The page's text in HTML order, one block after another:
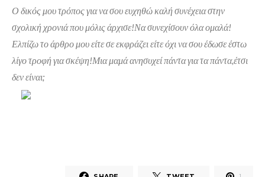
Ο δικός μου τρόπος για να σου ευχηθώ καλή συνέχεια στην
σχολική χρονιά που μόλις άρχισε!Να συνεχίσουν όλα ομαλά!
Ελπίζω το άρθρο μου είτε σε εκφράζει είτε όχι να σου έδωσε έστω
λίγο τροφή για σκέψη!Μια μαμά ανησυχεί πάντα για τα πάντα,έτσι
δεν είναι;